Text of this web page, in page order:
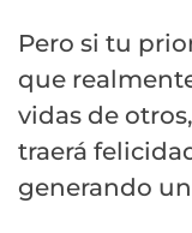
Pero si tu
que
vidas de
traerá
generando